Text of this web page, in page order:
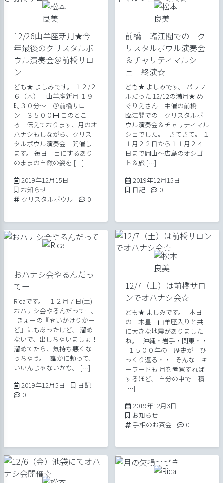
12/26山羊座新月★今
年最後のクリスタルボ
ウル演奏会＠前橋サロ
ン
ども★ よしみです。 １２/２
６（木） 山羊座新月 １９
時３０分～ ＠前橋サロ
ン ３５００円 このとこ
ろ 伝えております、月のオ
ハナシもしながら、クリス
タルボウル演奏会 開催し
ます。 毎日 目にするあり
のままの自然の姿を […]
2019年12月15日
Posted in
お知らせ
Tags:
クリスタルボウル Comments:
0
前橋 臨江閣での ク
リスタルボウル演奏会
＆チャリティマルシ
ェ 終演☆
ども★ よしみです。 パワフ
ルだった 12/12の満月★ め
ぐりえさん 主催の前橋
臨江閣での クリスタルボ
ウル演奏会＆チャリティマル
シェでした。 さてさて。 １
１月２２日から１１月２４
日まで岡山～広島のオシゴ
ト＆旅 […]
2019年12月15日
Posted in
日記 Comments:
0
おハナシ会やるんだっ
てー
Ricaです。 １２月７日(土)
おハナシ会やるんだってー。
きょーの『問いかけりかー
ど』にもあったけど、 溜め
ないで、出しちゃいましょ！
溜めてたら、気持ち悪くな
っちゃう。 誰かに頼って、
いいんじゃないかな。 […]
2019年12月5日 2019年12月5日
Posted in
日記
Comments:
0
12/7（土）は前橋サロ
ンでオハナシ会☆
ども★ よしみです。 本日
の 木星 山羊座入りと共
に大きな地震がありました
ね。 沖縄・岩手・関東・・
１５００年の 歴史が ひ
っくり返る・・ そんな キ
ーワードも 月を考察すれば
するほど、 自分の中で 積
[…]
2019年12月3日
Posted in
お知らせ
Tags:
手相のお茶会 Comments:
0